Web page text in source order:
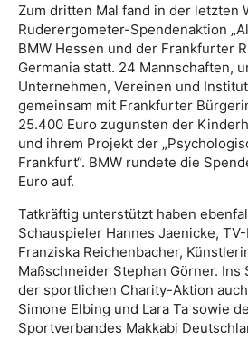
Zum dritten Mal fand in der letzten
Ruderergometer-Spendenaktion
BMW Hessen und der Frankfurter
Germania statt. 24 Mannschaften,
Unternehmen, Vereinen und
gemeinsam mit Frankfurter
25.400 Euro zugunsten der
und ihrem Projekt der
Frankfurt“. BMW rundete die
Euro auf.
Tatkräftig unterstützt haben
Schauspieler Hannes Jaenicke,
Franziska Reichenbacher,
Maßschneider Stephan Görner. Ins
der sportlichen Charity-Aktion
Simone Elbing und Lara Ta sowie
Sportverbandes Makkabi